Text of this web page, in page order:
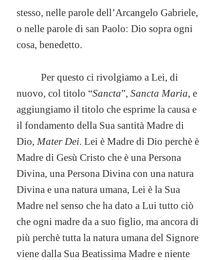
stesso, nelle parole dell’Arcangelo Gabriele,
o nelle parole di san Paolo: Dio sopra ogni
cosa, benedetto.
Per questo ci rivolgiamo a Lei, di
nuovo, col titolo “Sancta”,Sancta Maria, e
aggiungiamo il titolo che esprime la causa e
il fondamento della Sua santità Madre di
Dio,Mater Dei. Lei è Madre di Dio perchè è
Madre di Gesù Cristo che è una Persona
Divina, una Persona Divina con una natura
Divina e una natura umana, Lei è la Sua
Madre nel senso che ha dato a Lui tutto ciò
che ogni madre da a suo figlio, ma ancora di
più perchè tutta la natura umana del Signore
viene dalla Sua Beatissima Madre e niente